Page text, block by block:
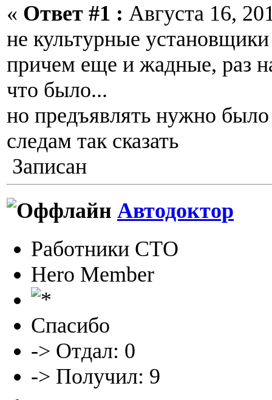
« Ответ #1 : Августа 16,
не культурные
причем еще и жадные, раз
что было...
но предъявлять нужно было
следам так сказать
Записан
Автодоктор
Работники СТО
Hero Member
Спасибо
-> Отдал: 0
-> Получил: 9